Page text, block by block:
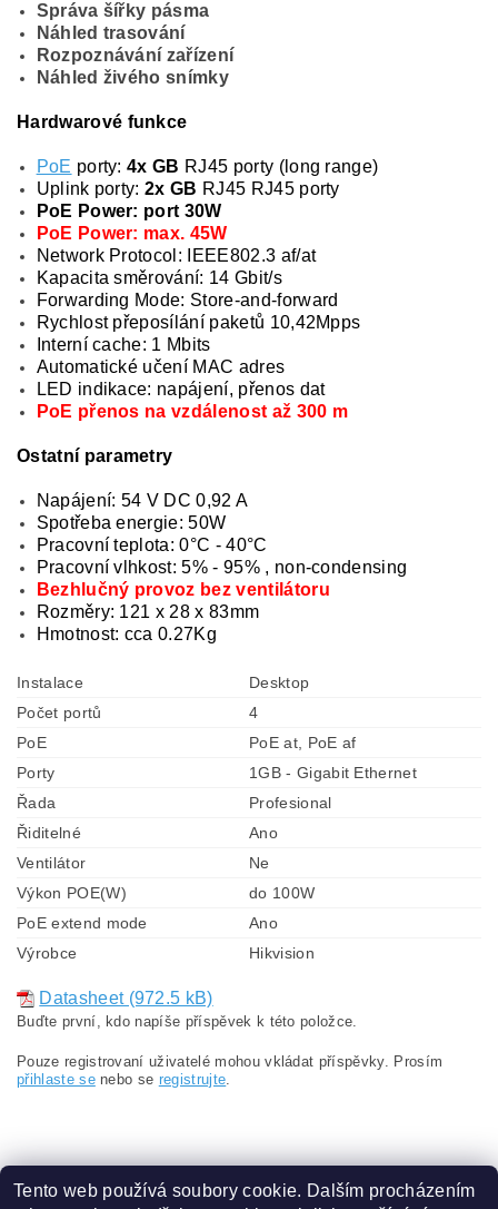
Správa šířky pásma
Náhled trasování
Rozpoznávání zařízení
Náhled živého snímky
Hardwarové funkce
PoE porty:4x GB RJ45 porty (long range)
Uplink porty:2x GB RJ45 RJ45 porty
PoE Power: port 30W
PoE Power: max. 45W
Network Protocol: IEEE802.3 af/at
Kapacita směrování: 14 Gbit/s
Forwarding Mode: Store-and-forward
Rychlost přeposílání paketů 10,42Mpps
Interní cache: 1 Mbits
Automatické učení MAC adres
LED indikace: napájení, přenos dat
PoE přenos na vzdálenost až 300 m
Ostatní parametry
Napájení: 54 V DC 0,92 A
Spotřeba energie: 50W
Pracovní teplota: 0°C - 40°C
Pracovní vlhkost: 5% - 95% , non-condensing
Bezhlučný provoz bez ventilátoru
Rozměry: 121 x 28 x 83mm
Hmotnost: cca 0.27Kg
Instalace
Desktop
Počet portů
4
PoE
PoE at, PoE af
Porty
1GB - Gigabit Ethernet
Řada
Profesional
Řiditelné
Ano
Ventilátor
Ne
Výkon POE(W)
do 100W
PoE extend mode
Ano
Výrobce
Hikvision
Datasheet (972.5 kB)
Buďte první, kdo napíše příspěvek k této položce.
Pouze registrovaní uživatelé mohou vkládat příspěvky. Prosím
přihlaste senebo se registrujte.
Tento web používá soubory cookie. Dalším procházením